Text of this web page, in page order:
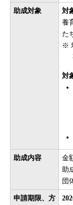
助成対象
対
養
た
※
対
助成内容
金
助
団
申請期限、方